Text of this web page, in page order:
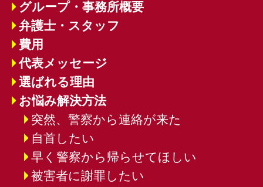
グループ・事務所概要
弁護士・スタッフ
費用
代表メッセージ
選ばれる理由
お悩み解決方法
突然、警察から連絡が来た
自首したい
早く警察から帰らせてほしい
被害者に謝罪したい